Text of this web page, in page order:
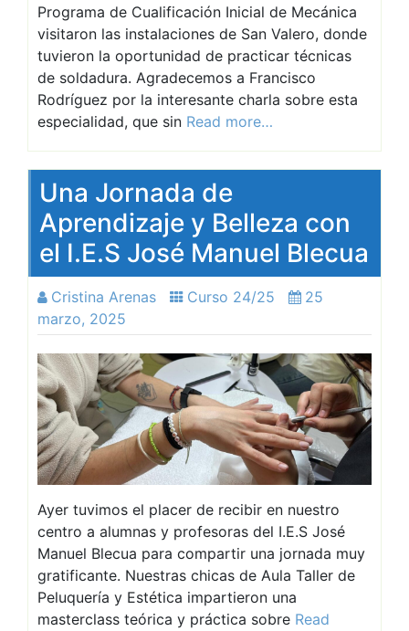
Programa de Cualificación Inicial de Mecánica
visitaron las instalaciones de San Valero, donde
tuvieron la oportunidad de practicar técnicas
de soldadura. Agradecemos a Francisco
Rodríguez por la interesante charla sobre esta
especialidad, que sin Read more…
Una Jornada de
Aprendizaje y Belleza con
el I.E.S José Manuel Blecua
Cristina Arenas Curso 24/25
25
marzo, 2025
Ayer tuvimos el placer de recibir en nuestro
centro a alumnas y profesoras del I.E.S José
Manuel Blecua para compartir una jornada muy
gratificante. Nuestras chicas de Aula Taller de
Peluquería y Estética impartieron una
masterclass teórica y práctica sobre Read